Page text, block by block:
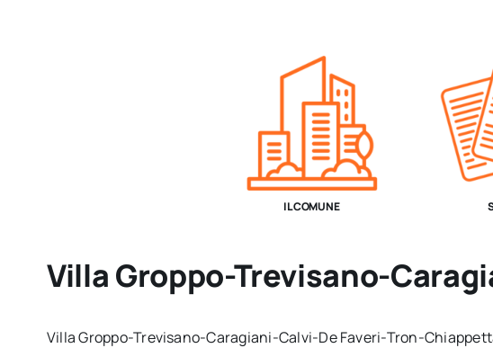
IL COMUNE
Villa Groppo-Trevisano-
Villa Groppo-Trevisano-Caragiani-Calvi-De Faveri-Tron-